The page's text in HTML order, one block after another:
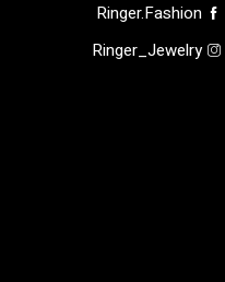
Ringer.Fashion
Ringer_Jewelry